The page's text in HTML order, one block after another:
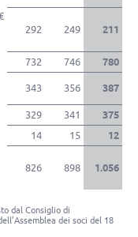
dal Consiglio di
dei soci del 18
292 249 211
732 746
780
343 356 387
329 341
375
14 15
12
826 898 1.056